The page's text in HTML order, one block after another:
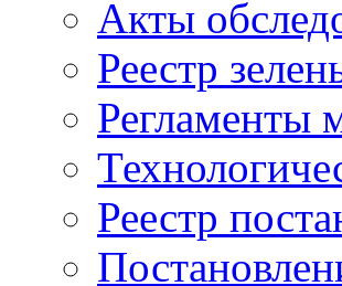
Акты
Реестр
Регламенты
Реестр